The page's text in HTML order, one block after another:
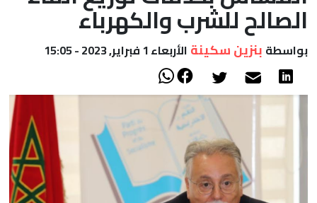
الصالح للشرب والكهرباء
بواسطة بنزين سكينة الأربعاء 1 فبراير, 2023 - 15:05